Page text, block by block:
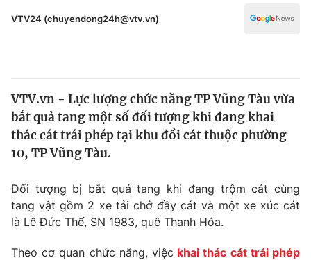
Thế giới
Tin tức
Thế giới đó đây
Câu chuyện quốc tế
Kinh tế
Tài chính
Thị trường
Góc doanh nghiệp
Dữ liệu và đời sống
Đời sống
VTV24 (chuyendong24h@vtv.vn)
VTV.vn - Lực lượng chức năng TP Vũng Tàu vừa
bắt quả tang một số đối tượng khi đang khai
thác cát trái phép tại khu đồi cát thuộc phường
10, TP Vũng Tàu.
Đối tượng bị bắt quả tang khi đang trộm cát cùng
tang vật gồm 2 xe tải chở đầy cát và một xe xúc cát
là Lê Đức Thế, SN 1983, quê Thanh Hóa.
Theo cơ quan chức năng, việc khai thác cát trái phép